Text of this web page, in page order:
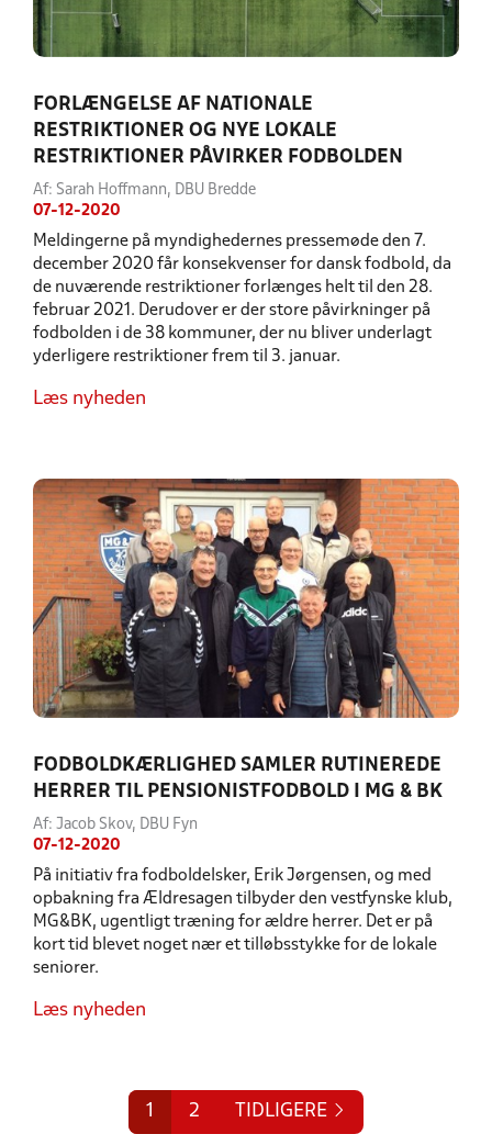
FORLÆNGELSE AF NATIONALE
RESTRIKTIONER OG NYE LOKALE
RESTRIKTIONER PÅVIRKER FODBOLDEN
Af: Sarah Hoffmann, DBU Bredde
07-12-2020
Meldingerne på myndighedernes pressemøde den 7.
december 2020 får konsekvenser for dansk fodbold, da
de nuværende restriktioner forlænges helt til den 28.
februar 2021. Derudover er der store påvirkninger på
fodbolden i de 38 kommuner, der nu bliver underlagt
yderligere restriktioner frem til 3. januar.
Læs nyheden
FODBOLDKÆRLIGHED SAMLER RUTINEREDE
HERRER TIL PENSIONISTFODBOLD I MG & BK
Af: Jacob Skov, DBU Fyn
07-12-2020
På initiativ fra fodboldelsker, Erik Jørgensen, og med
opbakning fra Ældresagen tilbyder den vestfynske klub,
MG&BK, ugentligt træning for ældre herrer. Det er på
kort tid blevet noget nær et tilløbsstykke for de lokale
seniorer.
Læs nyheden
1 2 TIDLIGERE